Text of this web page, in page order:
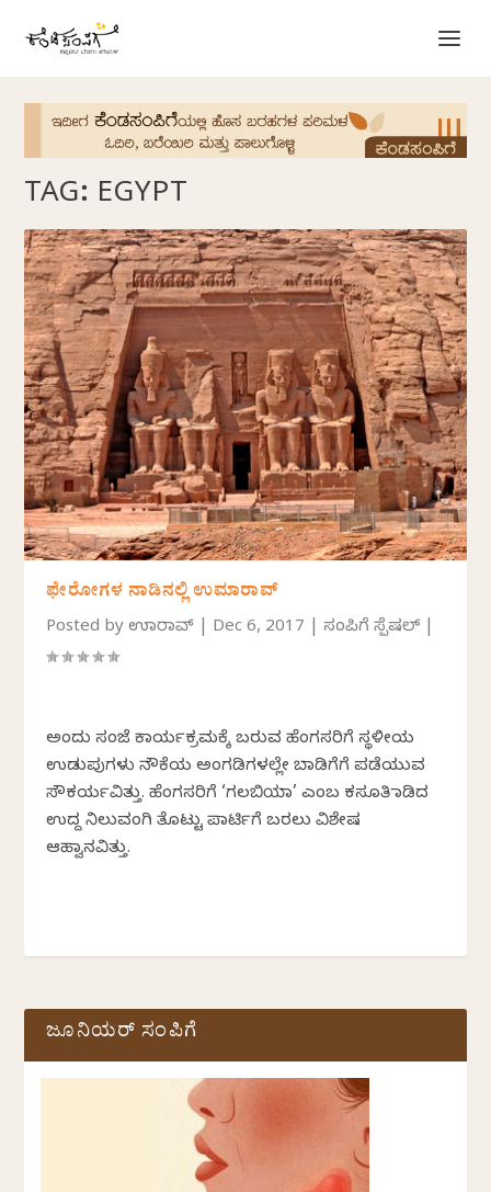
TAG: EGYPT
ಫೇರೋಗಳ ನಾಡಿನಲ್ಲಿ ಉಮಾರಾವ್
Posted byಉಮಾರಾವ್ Dec 6, 2017 |ಸಂಪಿಗೆ ಸ್ಪೆಷಲ್
ಅಂದು ಸಂಜೆ ಕಾರ್ಯಕ್ರಮಕ್ಕೆ ಬರುವ ಹೆಂಗಸರಿಗೆ ಸ್ಥಳೀಯ
ಉಡುಪುಗಳು ನೌಕೆಯ ಅಂಗಡಿಗಳಲ್ಲೇ ಬಾಡಿಗೆಗೆ ಪಡೆಯುವ
ಸೌಕರ್ಯವಿತ್ತು. ಹೆಂಗಸರಿಗೆ ‘ಗಲಬಿಯಾ’ ಎಂಬ ಕಸೂತಿ ಮಾಡಿದ
ಉದ್ದ ನಿಲುವಂಗಿ ತೊಟ್ಟು ಪಾರ್ಟಿಗೆ ಬರಲು ವಿಶೇಷ
ಆಹ್ವಾನವಿತ್ತು.
ಜೂನಿಯರ್ ಸಂಪಿಗೆ